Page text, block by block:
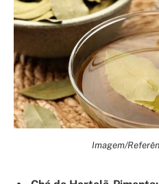
Imagem/